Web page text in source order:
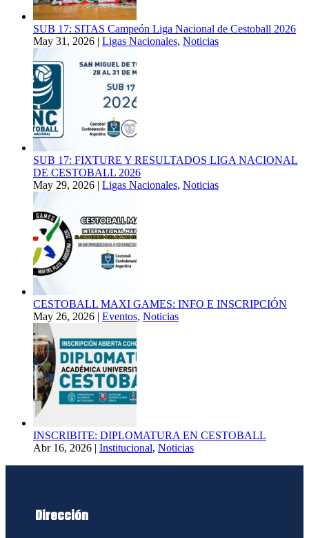
SUB 17: SITAS Campeón Liga Nacional de Cestoball 2026
May 31, 2026 | Ligas Nacionales, Noticias
SUB 17: FIXTURE Y RESULTADOS LIGA NACIONAL
DE CESTOBALL 2026
May 29, 2026 | Ligas Nacionales, Noticias
CESTOBALL MAXI GAMES: INFO E INSCRIPCIÓN
May 26, 2026 | Eventos, Noticias
INSCRIBITE: DIPLOMATURA EN CESTOBALL
Abr 16, 2026 | Institucional, Noticias
Dirección